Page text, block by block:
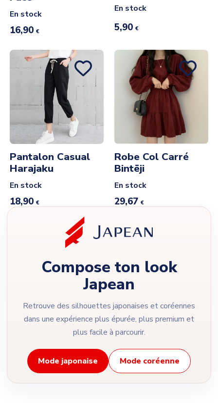
En stock
16,90 €
En stock
5,90 €
Pantalon Casual
Harajaku
En stock
18,90 €
Robe Col Carré
Bintēji
En stock
29,67 €
Compose ton look
Japean
Retrouve des silhouettes japonaises et coréennes
dans une expérience plus épurée, plus premium et
plus facile à parcourir.
Mode japonaise Mode coréenne